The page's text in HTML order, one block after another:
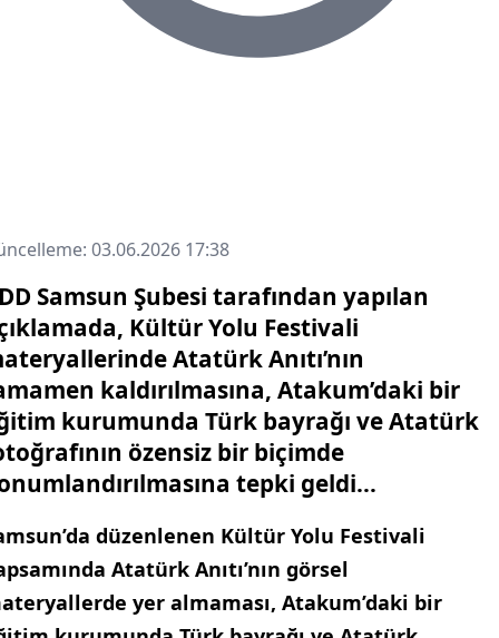
03.06.2026 17:38
Samsun Şubesi tarafından yapılan
Kültür Yolu Festivali
Atatürk Anıtı’nın
kaldırılmasına, Atakum’daki bir
kurumunda Türk bayrağı ve Atatürk
özensiz bir biçimde
tepki geldi...
düzenlenen Kültür Yolu Festivali
Atatürk Anıtı’nın görsel
yer almaması, Atakum’daki bir